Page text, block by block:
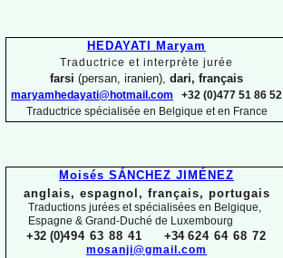
HEDAYATI Maryam
Traductrice et interprète jurée
farsi (persan, iranien), dari, français
maryamhedayati@hotmail.com +32 (0)477 51 86 52
Traductrice spécialisée en Belgique et en France
Moisés SÁNCHEZ JIMÉNEZ
anglais, espagnol, français, portugais
Traductions jurées et spécialisées en Belgique,
Espagne & Grand-Duché de Luxembourg
+32 (0)494 63 88 41 +34 624 64 68 72
mosanji@gmail.com